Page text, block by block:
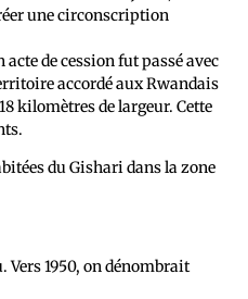
une circonscription
de cession fut passé avec
accordé aux Rwandais
kilomètres de largeur. Cette
du Gishari dans la zone
Vers 1950, on dénombrait